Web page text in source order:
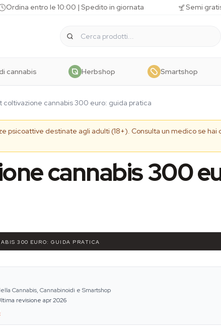
Ordina entro le 10:00 | Spedito in giornata Semi
cannabis Herbshop Smartshop
coltivazione cannabis 300 euro: guida pratica
psicoattive destinate agli adulti (18+). Consulta un medico se hai
cannabis 300
300 EURO: GUIDA PRATICA
Cannabis, Cannabinoidi e Smartshop
revisione apr 2026